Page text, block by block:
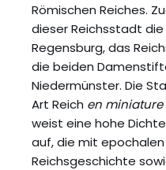
Römischen Reiches.
dieser Reichsstadt
Regensburg, das
die beiden
Niedermünster. Die
Art Reich en miniature
weist eine hohe
auf, die mit epochalen
Reichsgeschichte